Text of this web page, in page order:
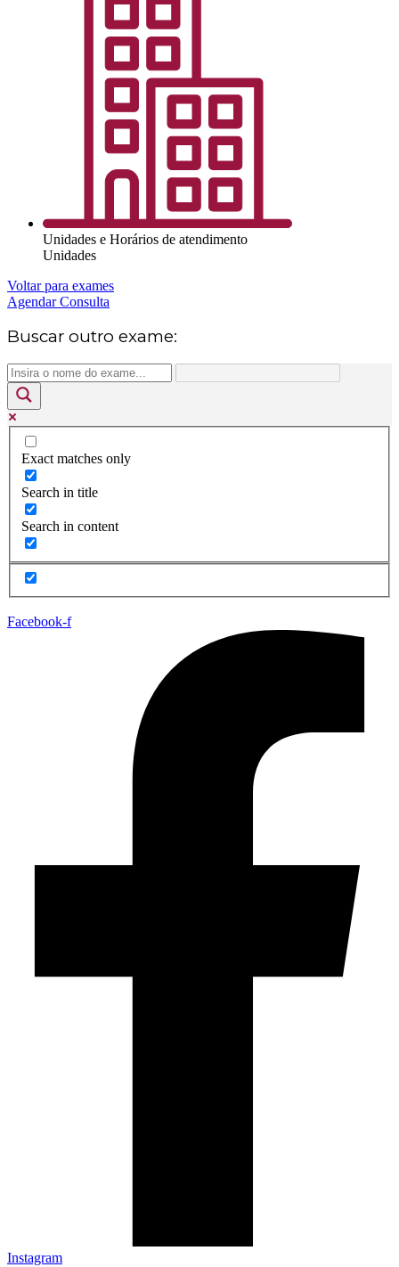
Unidades e Horários de atendimento
Unidades
Voltar para exames
Agendar Consulta
Buscar outro exame:
Exact matches only
Search in title
Search in content
Facebook-f
Instagram